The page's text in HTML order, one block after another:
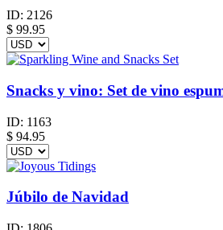
ID: 2126
$ 99.95
Snacks y vino: Set de vino
ID: 1163
$ 94.95
Júbilo de Navidad